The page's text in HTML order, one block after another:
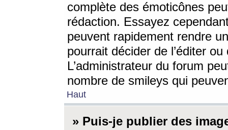
complète des émoticônes
rédaction. Essayez
peuvent rapidement rendre
pourrait décider de l’éditer
L’administrateur du forum
nombre de smileys qui
Haut
» Puis-je publier des